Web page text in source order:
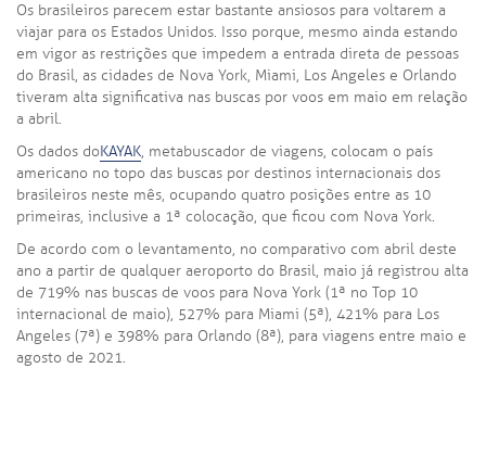
Os brasileiros parecem estar bastante ansiosos para voltarem a
viajar para os Estados Unidos. Isso porque, mesmo ainda estando
em vigor as restrições que impedem a entrada direta de pessoas
do Brasil, as cidades de Nova York, Miami, Los Angeles e Orlando
tiveram alta significativa nas buscas por voos em maio em relação
a abril.
Os dados doKAYAK, metabuscador de viagens, colocam o país
americano no topo das buscas por destinos internacionais dos
brasileiros neste mês, ocupando quatro posições entre as 10
primeiras, inclusive a 1ª colocação, que ficou com Nova York.
De acordo com o levantamento, no comparativo com abril deste
ano a partir de qualquer aeroporto do Brasil, maio já registrou alta
de 719% nas buscas de voos para Nova York (1ª no Top 10
internacional de maio), 527% para Miami (5ª), 421% para Los
Angeles (7ª) e 398% para Orlando (8ª), para viagens entre maio e
agosto de 2021.